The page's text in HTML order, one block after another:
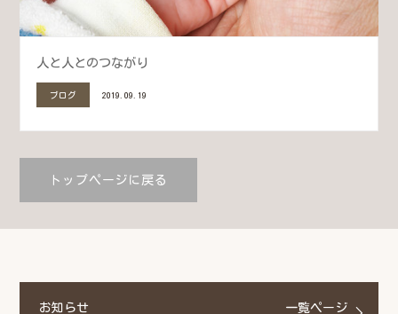
人と人とのつながり
ブログ 2019.09.19
トップページに戻る
お知らせ 一覧ページ